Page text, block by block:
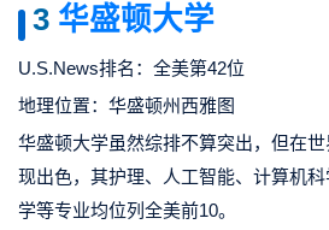
3 华盛顿大学
U.S.News排名：全美第42位
地理位置：华盛顿州西雅图
华盛顿大学虽然综排不算突出，但在
现出色，其护理、人工智能、计算机
学等专业均位列全美前10。